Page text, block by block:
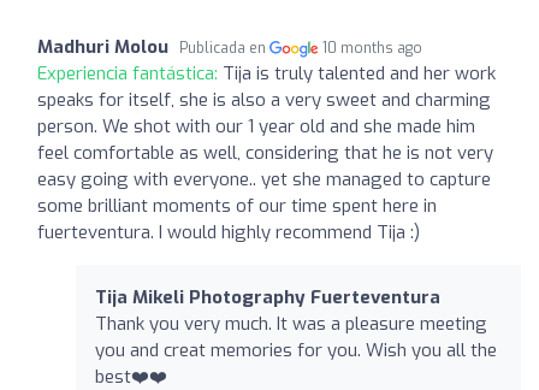
Madhuri Molou Publicada en 10 months ago
Experiencia fantástica: Tija is truly talented and her work
speaks for itself, she is also a very sweet and charming
person. We shot with our 1 year old and she made him
feel comfortable as well, considering that he is not very
easy going with everyone.. yet she managed to capture
some brilliant moments of our time spent here in
fuerteventura. I would highly recommend Tija :)
Tija Mikeli Photography Fuerteventura
Thank you very much. It was a pleasure meeting
you and creat memories for you. Wish you all the
best❤️❤️